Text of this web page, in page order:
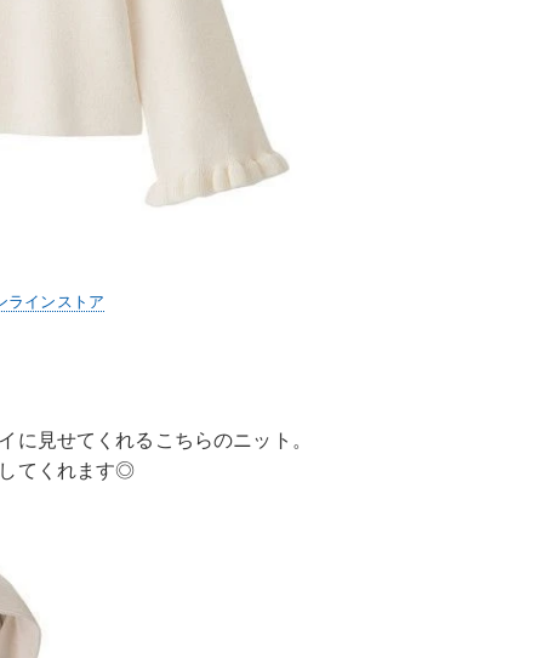
ラインストア
見せてくれるこちらのニット。
てくれます◎